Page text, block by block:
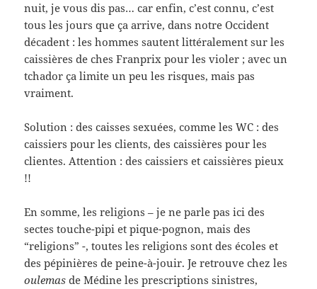
nuit, je vous dis pas… car enfin, c’est connu, c’est
tous les jours que ça arrive, dans notre Occident
décadent : les hommes sautent littéralement sur les
caissières de ches Franprix pour les violer ; avec un
tchador ça limite un peu les risques, mais pas
vraiment.
Solution : des caisses sexuées, comme les WC : des
caissiers pour les clients, des caissières pour les
clientes. Attention : des caissiers et caissières pieux
!!
En somme, les religions – je ne parle pas ici des
sectes touche-pipi et pique-pognon, mais des
“religions” -, toutes les religions sont des écoles et
des pépinières de peine-à-jouir. Je retrouve chez les
oulemasde Médine les prescriptions sinistres,